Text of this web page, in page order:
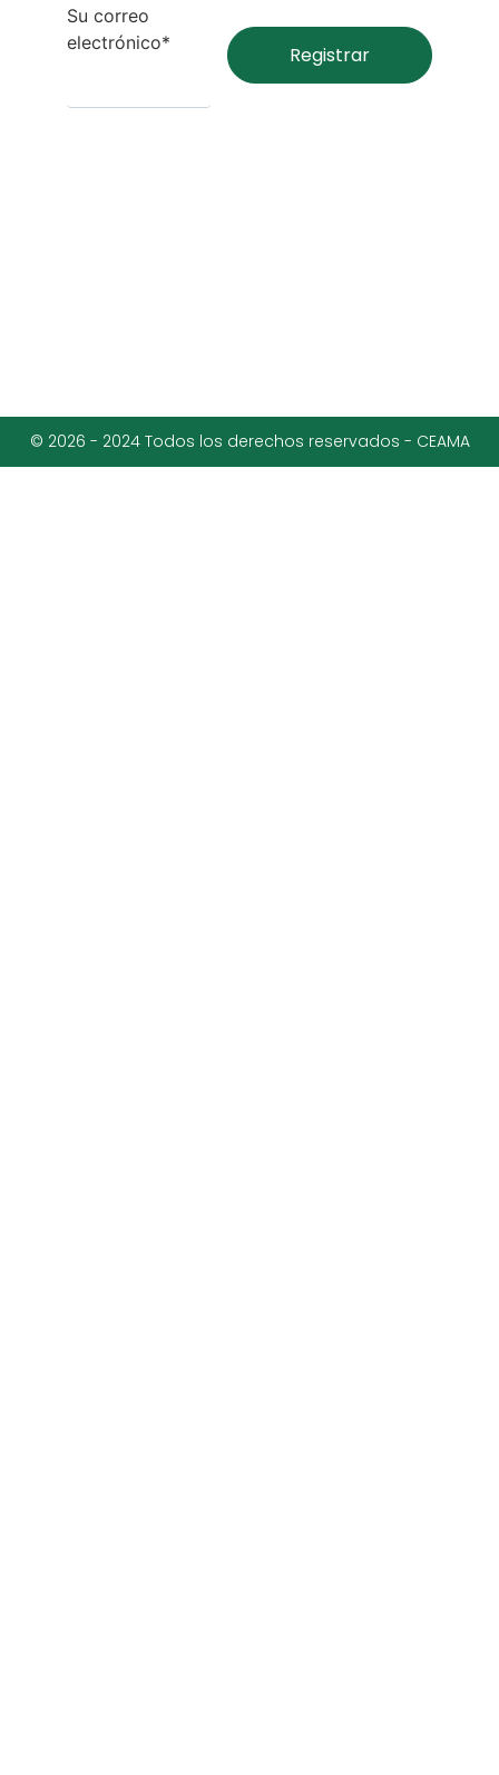
Su correo
electrónico*
© 2026 - 2024 Todos los derechos reservados - CEAMA